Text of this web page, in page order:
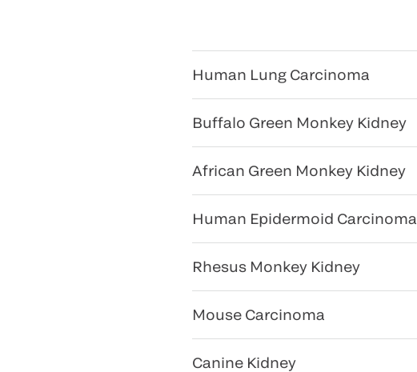
Human Lung Carcinoma
Buffalo Green Monkey Kidney
African Green Monkey Kidney
Human Epidermoid Carcinoma
Rhesus Monkey Kidney
Mouse Carcinoma
Canine Kidney